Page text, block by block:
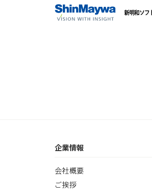
企業情報
会社概要
ご挨拶